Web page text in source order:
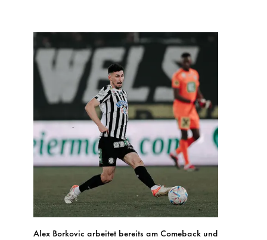
Alex Borkovic arbeitet bereits am Comeback und